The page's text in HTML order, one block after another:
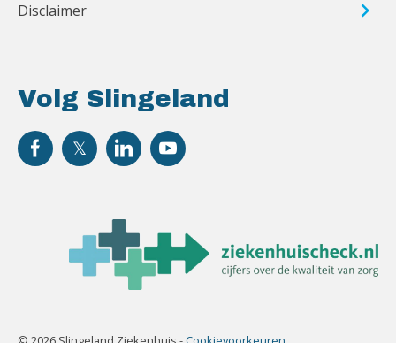
Volg Slingeland
Disclaimer